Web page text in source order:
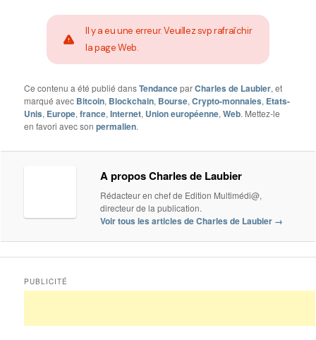
Il y a eu une erreur. Veuillez svp rafraîchir
la page Web.
Ce contenu a été publié dansTendanceparCharles de Laubier, et
marqué avec Bitcoin, Blockchain, Bourse,Crypto-monnaies, Etats-
Unis, Europe,france,Internet, Union européenne,Web. Mettez-le
en favori avec sonpermalien.
A propos Charles de Laubier
Rédacteur en chef de Edition Multimédi@,
directeur de la publication.
Voir tous les articles de Charles de Laubier →
PUBLICITÉ